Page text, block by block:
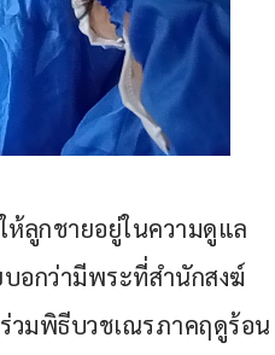
ลูกชายอยู่ในความดูแล
อกว่ามีพระที่สำนักสงฆ์
วมพิธีบวชเณรภาคฤดูร้อน